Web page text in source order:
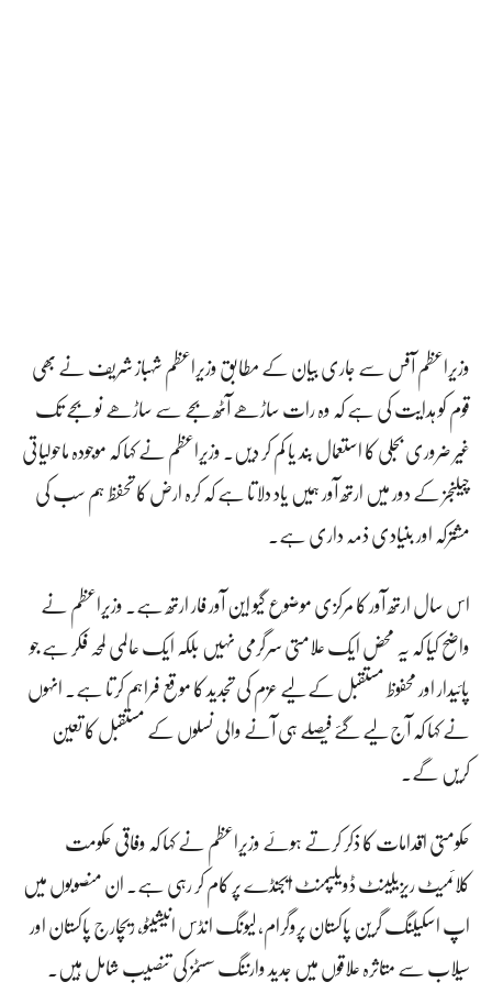
وزیراعظم آفس سے جاری بیان کے مطابق وزیراعظم شہباز شریف نے بھی
قوم کو ہدایت کی ہے کہ وہ رات ساڑھے آٹھ بجے سے ساڑھے نو بجے تک
غیر ضروری بجلی کا استعمال بند یا کم کر دیں۔ وزیراعظم نے کہا کہ موجودہ ماحولیاتی
چیلنجز کے دور میں ارتھ آور ہمیں یاد دلاتا ہے کہ کرہ ارض کا تحفظ ہم سب کی
مشترکہ اور بنیادی ذمہ داری ہے۔
اس سال ارتھ آور کا مرکزی موضوع گیو این آور فار ارتھ ہے۔ وزیراعظم نے
واضح کیا کہ یہ محض ایک علامتی سرگرمی نہیں بلکہ ایک عالمی لمحہ فکر ہے جو
پائیدار اور محفوظ مستقبل کے لیے عزم کی تجدید کا موقع فراہم کرتا ہے۔ انہوں
نے کہا کہ آج لیے گئے فیصلے ہی آنے والی نسلوں کے مستقبل کا تعین
کریں گے۔
حکومتی اقدامات کا ذکر کرتے ہوئے وزیراعظم نے کہا کہ وفاقی حکومت
کلائمیٹ ریزیلینٹ ڈویلپمنٹ ایجنڈے پر کام کر رہی ہے۔ ان منصوبوں میں
اپ اسکیلنگ گرین پاکستان پروگرام، لیونگ انڈس انیشیٹو، ریچارج پاکستان اور
سیلاب سے متاثرہ علاقوں میں جدید وارننگ سسٹمز کی تنصیب شامل ہیں۔